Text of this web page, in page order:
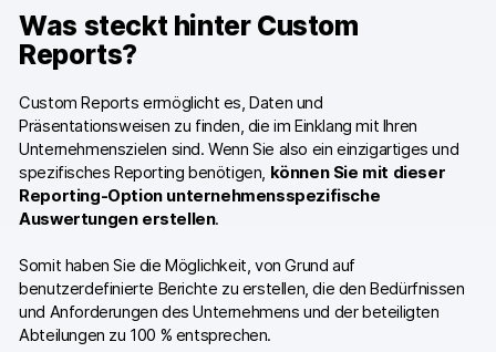
Community Forum
Entwickler & API
Kontakt
Medien
EN
Was steckt hinter Custom
Reports?
Custom Reports ermöglicht es, Daten und
Präsentationsweisen zu finden, die im Einklang mit Ihren
Unternehmenszielen sind. Wenn Sie also ein einzigartiges und
spezifisches Reporting benötigen, können Sie mit dieser
Reporting-Option unternehmensspezifische
Auswertungen erstellen.
Somit haben Sie die Möglichkeit, von Grund auf
benutzerdefinierte Berichte zu erstellen, die den Bedürfnissen
und Anforderungen des Unternehmens und der beteiligten
Abteilungen zu 100 % entsprechen.